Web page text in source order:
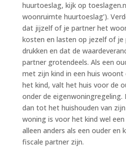
huurtoeslag, kijk op
woonruimte huurtoeslag’).
dat jijzelf of je partner het
kosten en lasten op jezelf of je
drukken en dat de
partner grotendeels. Als een
met zijn kind in een huis woont
het kind, valt het huis voor de
onder de
dan tot het huishouden van zijn
woning is voor het kind wel
alleen anders als een ouder en
fiscale partner zijn.